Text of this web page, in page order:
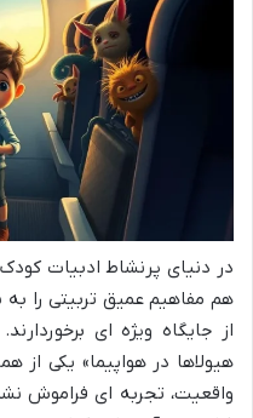
در دنیای پرنشاط ادبیات
هم مفاهیم عمیق تربیتی را
هیولاها در هواپیما» یکی از
واقعیت، تجربه ای فراموش